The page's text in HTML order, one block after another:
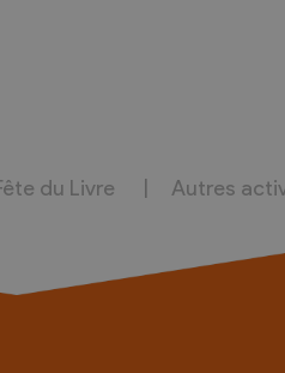
du Livre Autres